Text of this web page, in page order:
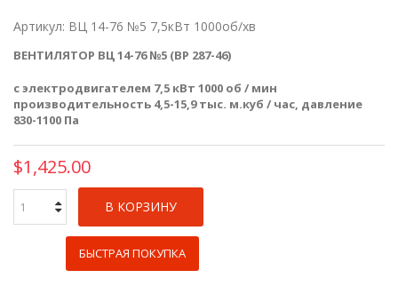
Артикул: ВЦ 14-76 №5 7,5кВт 1000об/хв
ВЕНТИЛЯТОР ВЦ 14-76 №5 (ВР 287-46)
с электродвигателем 7,5 кВт 1000 об / мин
производительность 4,5-15,9 тыс. м.куб / час, давление
830-1100 Па
$1,425.00
В КОРЗИНУ
БЫСТРАЯ ПОКУПКА